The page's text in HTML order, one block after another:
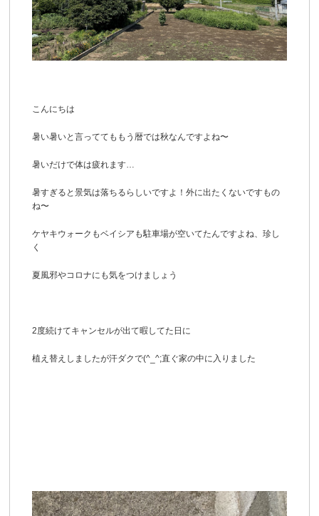
こんにちは
暑い暑いと言っててももう暦では秋なんですよね〜
暑いだけで体は疲れます…
暑すぎると景気は落ちるらしいですよ！外に出たくないですもの
ね〜
ケヤキウォークもベイシアも駐車場が空いてたんですよね、珍し
く
夏風邪やコロナにも気をつけましょう
2度続けてキャンセルが出て暇してた日に
植え替えしましたが汗ダクで(^_^;直ぐ家の中に入りました